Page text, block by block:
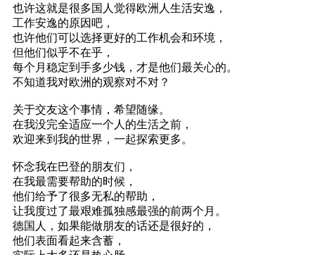
也许这就是很多国人觉得欧洲人生活安逸，
工作安逸的原因吧，
也许他们可以选择更好的工作机会和环境，
但他们似乎不在乎，
每个月稳定到手多少钱，才是他们最关心的。
不知道我对欧洲的观察对不对？
关于交友这个事情，希望随缘。
在我没完全适应一个人的生活之前，
欢迎来到我的世界，一起探索更多。
怀念我在巴登的朋友们，
在我最需要帮助的时候，
他们给予了很多无私的帮助，
让我度过了最艰难孤独感最强的前两个月。
德国人，如果能做朋友的话还是很好的，
他们表面看起来含蓄，